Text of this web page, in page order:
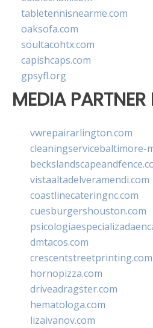
tabletennisnearme.com
oaksofa.com
soultacohtx.com
capishcaps.com
gpsyfl.org
MEDIA PARTNER
vwrepairarlington.com
cleaningservicebaltimore-
vistaaltadelveramendi.com
coastlinecateringnc.com
cuesburgershouston.com
dmtacos.com
crescentstreetprinting.com
hornopizza.com
driveadragster.com
hematologa.com
lizaivanov.com